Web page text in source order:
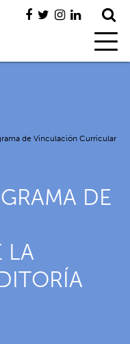
de Vinculación Curricular
DE
LA